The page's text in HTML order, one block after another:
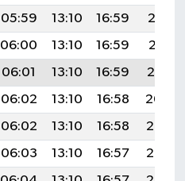
05:59 13:10 16:59
20:12
06:00 13:10 16:59
20:11
06:01 13:10 16:59
20:10
06:02 13:10 16:58
20:09
06:02 13:10 16:58
20:07
06:03 13:10 16:57
20:06